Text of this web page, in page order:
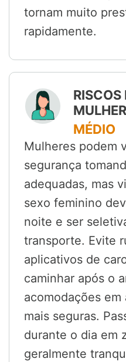
tornam muito
rapidamente.
MÉDIO
Mulheres podem
segurança
adequadas, mas
sexo feminino
noite e ser
transporte. Evite
aplicativos de
caminhar após o
acomodações em
mais seguras.
durante o dia em
geralmente